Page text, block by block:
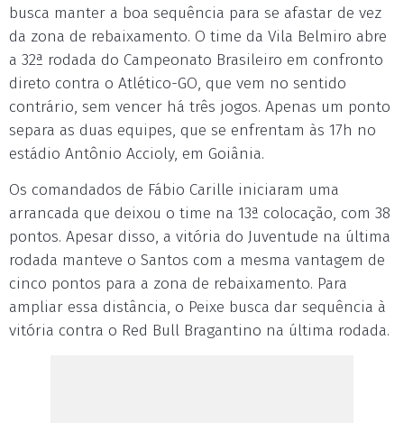
busca manter a boa sequência para se afastar de vez
da zona de rebaixamento. O time da Vila Belmiro abre
a 32ª rodada do Campeonato Brasileiro em confronto
direto contra o Atlético-GO, que vem no sentido
contrário, sem vencer há três jogos. Apenas um ponto
separa as duas equipes, que se enfrentam às 17h no
estádio Antônio Accioly, em Goiânia.
Os comandados de Fábio Carille iniciaram uma
arrancada que deixou o time na 13ª colocação, com 38
pontos. Apesar disso, a vitória do Juventude na última
rodada manteve o Santos com a mesma vantagem de
cinco pontos para a zona de rebaixamento. Para
ampliar essa distância, o Peixe busca dar sequência à
vitória contra o Red Bull Bragantino na última rodada.